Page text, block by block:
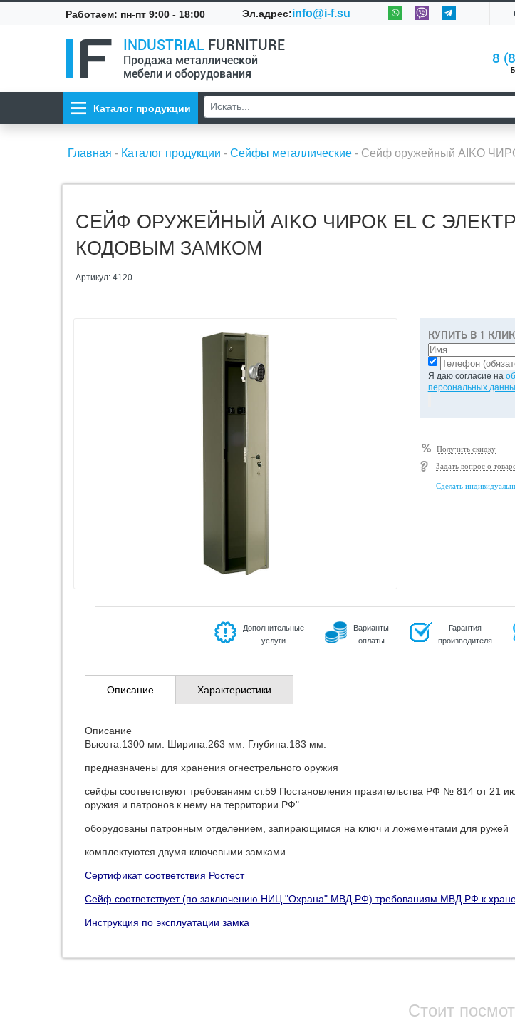
Работаем: пн-пт 9:00 - 18:00 Эл.адрес:info@i-f.su
INDUSTRIAL FURNITURE
Продажа металлической
мебели и оборудования
8
Каталог продукции
Главная - Каталог продукции - Сейфы металлические - Сейф оружейный AIKO
СЕЙФ ОРУЖЕЙНЫЙ AIKO ЧИРОК EL С
КОДОВЫМ ЗАМКОМ
Артикул: 4120
КУПИТЬ В 1 КЛИК
Я даю согласие на
персональных
Получить скидку
Задать вопрос о
Сделать
Дополнительные
услуги
Варианты
оплаты
Гарантия
производителя
Описание Характеристики
Описание
Высота:1300 мм. Ширина:263 мм. Глубина:183 мм.
предназначены для хранения огнестрельного оружия
сейфы соответствуют требованиям ст.59 Постановления правительства РФ № 814 от 21
оружия и патронов к нему на территории РФ"
оборудованы патронным отделением, запирающимся на ключ и ложементами для ружей
комплектуются двумя ключевыми замками
Сертификат соответствия Ростест
Cейф соответствует (по заключению НИЦ "Охрана" МВД РФ) требованиям МВД РФ к
Инструкция по эксплуатации замка
Стоит